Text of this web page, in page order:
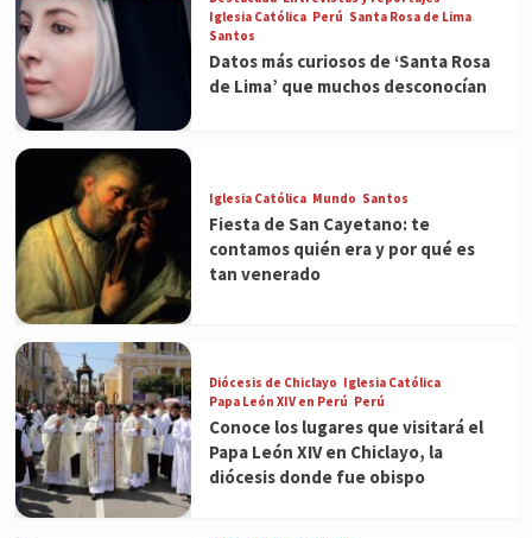
Iglesia Católica Perú Santa Rosa de Lima
Santos
Datos más curiosos de ‘Santa Rosa
de Lima’ que muchos desconocían
Iglesia Católica Mundo Santos
Fiesta de San Cayetano: te
contamos quién era y por qué es
tan venerado
Diócesis de Chiclayo Iglesia Católica
Papa León XIV en Perú Perú
Conoce los lugares que visitará el
Papa León XIV en Chiclayo, la
diócesis donde fue obispo